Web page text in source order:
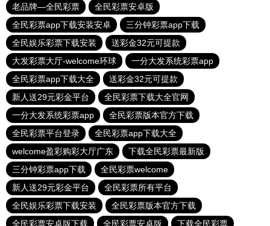
老品牌—全民彩票
全民彩票安卓版
全民彩票app下载安装安卓
三分钟彩票app下载
全民娱乐彩票下载安装
送彩金32元可提款
大发彩票大厅-welcome环球
一分大发系统彩票app
全民彩票app下载大全
送彩金32元可提款
新人送29元彩金平台
全民彩票下载大全官网
一分大发系统彩票app
全民彩票版本官方下载
全民彩票平台登录
全民彩票app下载大全
welcome盈彩购彩大厅广东
下载全民彩票最新版
三分钟彩票app下载
全民彩票welcome
新人送29元彩金平台
全民彩票所有平台
全民娱乐彩票下载安装
全民彩票版本官方下载
全民彩票安卓版下载
全民彩票安卓版 下载全民彩票